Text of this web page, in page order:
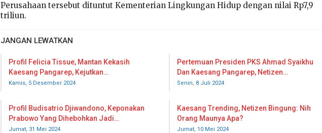
Perusahaan tersebut dituntut Kementerian Lingkungan Hidup dengan nilai Rp7,9
triliun.
JANGAN LEWATKAN
Profil Felicia Tissue, Mantan Kekasih
Kaesang Pangarep, Kejutkan…
Kamis, 5 Desember 2024
Pertemuan Presiden PKS Ahmad Syaikhu
Dan Kaesang Pangarep, Netizen…
Senin, 8 Juli 2024
Profil Budisatrio Djiwandono, Keponakan
Prabowo Yang Dihebohkan Jadi…
Jumat, 31 Mei 2024
Kaesang Trending, Netizen Bingung: Nih
Orang Maunya Apa?
Jumat, 10 Mei 2024